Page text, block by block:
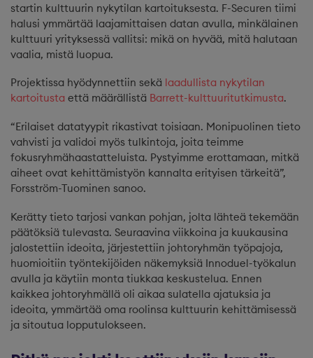
startin kulttuurin nykytilan kartoituksesta. F-Securen tiimi
halusi ymmärtää laajamittaisen datan avulla, minkälainen
kulttuuri yrityksessä vallitsi: mikä on hyvää, mitä halutaan
vaalia, mistä luopua.
Projektissa hyödynnettiin sekä laadullista nykytilan
kartoitusta että määrällistä Barrett-kulttuuritutkimusta.
“Erilaiset datatyypit rikastivat toisiaan. Monipuolinen tieto
vahvisti ja validoi myös tulkintoja, joita teimme
fokusryhmähaastatteluista. Pystyimme erottamaan, mitkä
aiheet ovat kehittämistyön kannalta erityisen tärkeitä”,
Forsström-Tuominen sanoo.
Kerätty tieto tarjosi vankan pohjan, jolta lähteä tekemään
päätöksiä tulevasta. Seuraavina viikkoina ja kuukausina
jalostettiin ideoita, järjestettiin johtoryhmän työpajoja,
huomioitiin työntekijöiden näkemyksiä Innoduel-työkalun
avulla ja käytiin monta tiukkaa keskustelua. Ennen
kaikkea johtoryhmällä oli aikaa sulatella ajatuksia ja
ideoita, ymmärtää oma roolinsa kulttuurin kehittämisessä
ja sitoutua lopputulokseen.